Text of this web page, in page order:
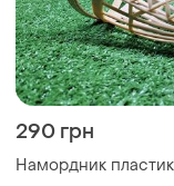
290 грн
Намордник пластик